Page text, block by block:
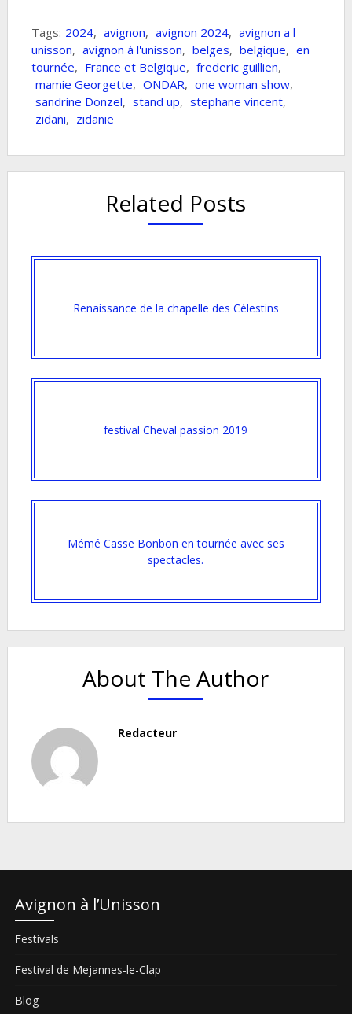
Tags: 2024, avignon, avignon 2024, avignon a l
unisson, avignon à l'unisson, belges, belgique, en
tournée, France et Belgique, frederic guillien,
mamie Georgette, ONDAR, one woman show,
sandrine Donzel, stand up, stephane vincent,
zidani, zidanie
Related Posts
Renaissance de la chapelle des Célestins
festival Cheval passion 2019
Mémé Casse Bonbon en tournée avec ses
spectacles.
About The Author
Redacteur
Avignon à l’Unisson
Festivals
Festival de Mejannes-le-Clap
Blog